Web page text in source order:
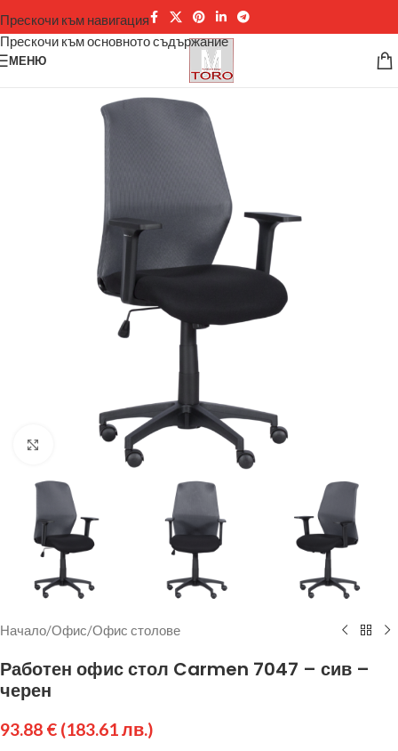
Прескочи към навигация
Прескочи към основното съдържание
МЕНЮ
Щракнете за уголемяване
Начало/Офис/Офис столове
Работен офис стол Carmen 7047 – сив –
черен
93.88 € (183.61 лв.)